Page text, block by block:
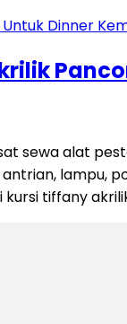
sewa alat
lampu,
kursi tiffany